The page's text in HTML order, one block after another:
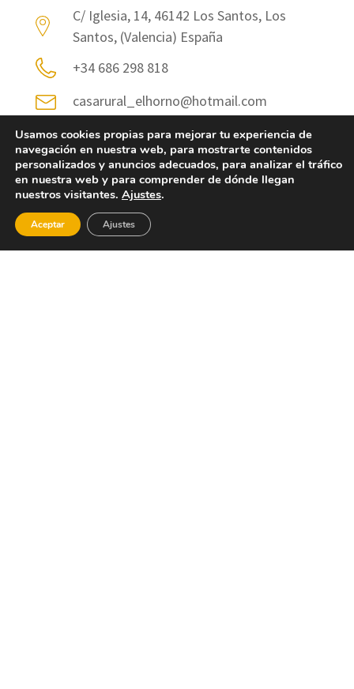
C/ Iglesia, 14, 46142 Los Santos, Los
Santos, (Valencia) España
+34 686 298 818
casarural_elhorno@hotmail.com
Más información
Categoría de alojamiento:casa rural
Número de plazas:13
Número de habitaciones:
Usamos cookies propias para mejorar tu experiencia de
navegación en nuestra web, para mostrarte contenidos
personalizados y anuncios adecuados, para analizar el tráfico
en nuestra web y para comprender de dónde llegan
nuestros visitantes. Ajustes.
Aceptar Ajustes